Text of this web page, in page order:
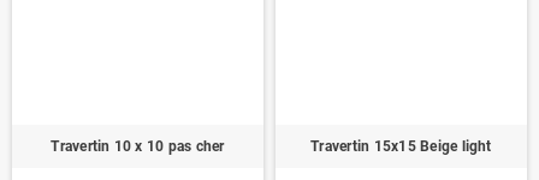
Travertin 10 x 10 pas cher Travertin 15x15 Beige light